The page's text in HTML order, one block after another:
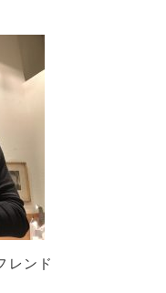
レンド